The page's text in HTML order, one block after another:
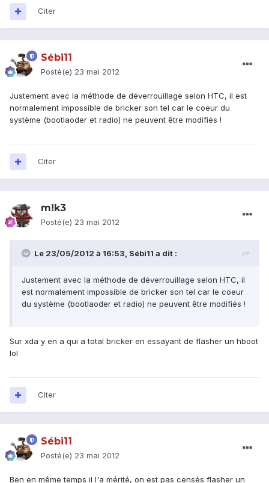
Citer
Sébi11
Posté(e) 23 mai 2012
Justement avec la méthode de déverrouillage selon HTC, il est
normalement impossible de bricker son tel car le coeur du
système (bootlaoder et radio) ne peuvent être modifiés !
Citer
m!k3
Posté(e) 23 mai 2012
Le 23/05/2012 à 16:53, Sébi11 a dit :
Justement avec la méthode de déverrouillage selon HTC, il
est normalement impossible de bricker son tel car le coeur
du système (bootlaoder et radio) ne peuvent être modifiés !
Sur xda y en a qui a total bricker en essayant de flasher un hboot
lol
Citer
Sébi11
Posté(e) 23 mai 2012
Ben en même temps il l'a mérité, on est pas censés flasher un